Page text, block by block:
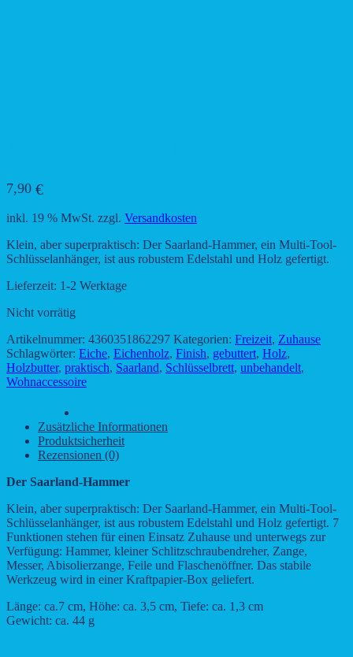
7,90 €
inkl. 19 % MwSt. zzgl. Versandkosten
Klein, aber superpraktisch: Der Saarland-Hammer, ein Multi-Tool-
Schlüsselanhänger, ist aus robustem Edelstahl und Holz gefertigt.
Lieferzeit: 1-2 Werktage
Nicht vorrätig
Artikelnummer: 4360351862297 Kategorien: Freizeit, Zuhause
Schlagwörter: Eiche, Eichenholz, Finish, gebuttert, Holz,
Holzbutter, praktisch, Saarland, Schlüsselbrett, unbehandelt,
Wohnaccessoire
Zusätzliche Informationen
Produktsicherheit
Rezensionen (0)
Der Saarland-Hammer
Klein, aber superpraktisch: Der Saarland-Hammer, ein Multi-Tool-
Schlüsselanhänger, ist aus robustem Edelstahl und Holz gefertigt. 7
Funktionen stehen für einen Einsatz Zuhause und unterwegs zur
Verfügung: Hammer, kleiner Schlitzschraubendreher, Zange,
Messer, Abisolierzange, Feile und Flaschenöffner. Das stabile
Werkzeug wird in einer Kraftpapier-Box geliefert.
Länge: ca.7 cm, Höhe: ca. 3,5 cm, Tiefe: ca. 1,3 cm
Gewicht: ca. 44 g